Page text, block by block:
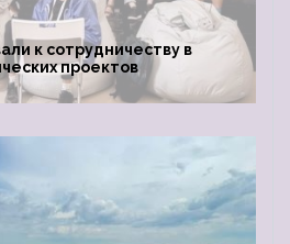
к сотрудничеству в
проектов